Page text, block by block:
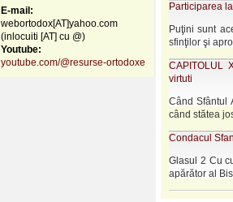
E-mail:
webortodox[AT]yahoo.com
(inlocuiti [AT] cu @)
Youtube:
youtube.com/@resurse-ortodoxe
Participarea
Puţini sunt
sfinţilor şi
CAPITOLUL
virtuti
Când Sfântul
când stătea
Condacul
Glasul 2 Cu
apărător al